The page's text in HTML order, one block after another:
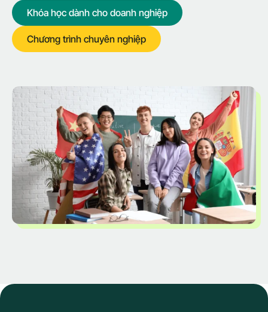
Khóa học dành cho doanh nghiệp
Chương trình chuyên nghiệp